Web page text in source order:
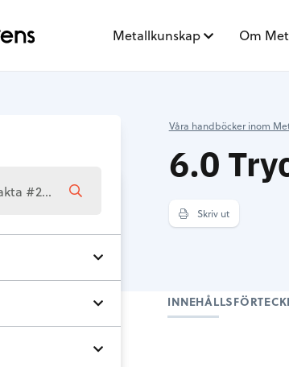
Metallkunskap Om
Våra handböcker inom
6.0
Skriv ut